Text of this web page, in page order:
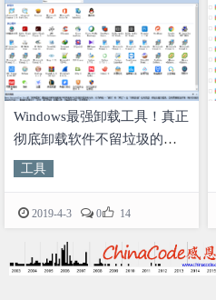
Windows最强卸载工具！真正
彻底卸载软件不留垃圾的必
备神器！
工具
2019-4-3 0 14